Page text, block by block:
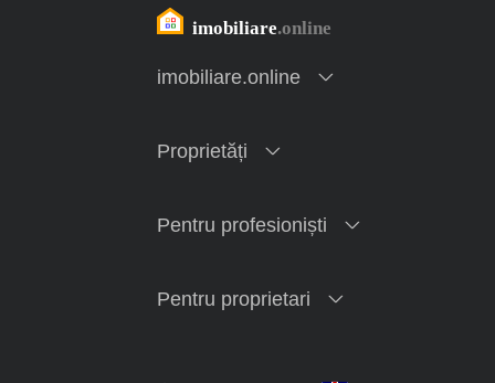
imobiliare.online
Proprietăți
Pentru profesioniști
Pentru proprietari